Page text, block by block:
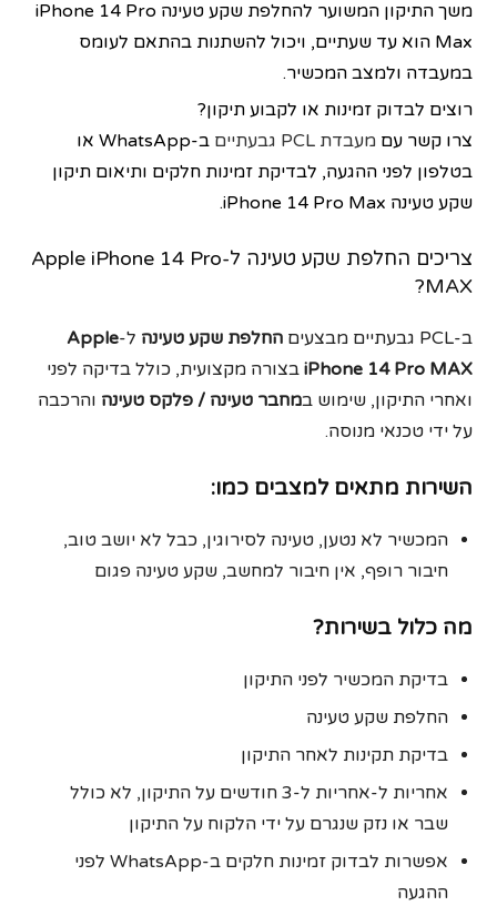
משך התיקון המשוער להחלפת שקע טעינה iPhone 14 Pro
Max הוא עד שעתיים, ויכול להשתנות בהתאם לעומס
במעבדה ולמצב המכשיר.
רוצים לבדוק זמינות או לקבוע תיקון?
צרו קשר עםמעבדת PCL גבעתיים
ב-WhatsApp או
בטלפון לפני ההגעה, לבדיקת זמינות חלקים ותיאום תיקון
שקע טעינה iPhone 14 Pro Max.
צריכים החלפת שקע טעינה ל-Apple iPhone 14 Pro
MAX?
ב-PCL גבעתיים מבצעים החלפת שקע טעינה ל-Apple
iPhone 14 Pro MAX בצורה מקצועית, כולל בדיקה לפני
ואחרי התיקון, שימוש במחבר טעינה / פלקס טעינה והרכבה
על ידי טכנאי מנוסה.
השירות מתאים למצבים כמו:
המכשיר לא נטען, טעינה לסירוגין, כבל לא יושב טוב,
חיבור רופף, אין חיבור למחשב, שקע טעינה פגום
מה כלול בשירות?
בדיקת המכשיר לפני התיקון
החלפת שקע טעינה
בדיקת תקינות לאחר התיקון
אחריות ל-אחריות ל‑3 חודשים על התיקון, לא כולל
שבר או נזק שנגרם על ידי הלקוח על התיקון
אפשרות לבדוק זמינות חלקים ב-WhatsApp לפני
ההגעה